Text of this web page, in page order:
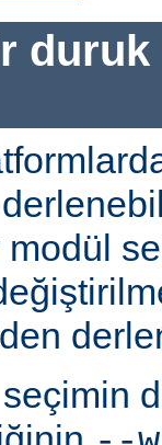
modül
seçimin